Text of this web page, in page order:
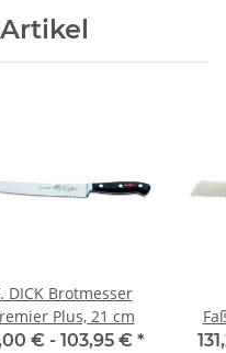
DICK Brotmesser
Plus, 21 cm
€ - 103,95 € *